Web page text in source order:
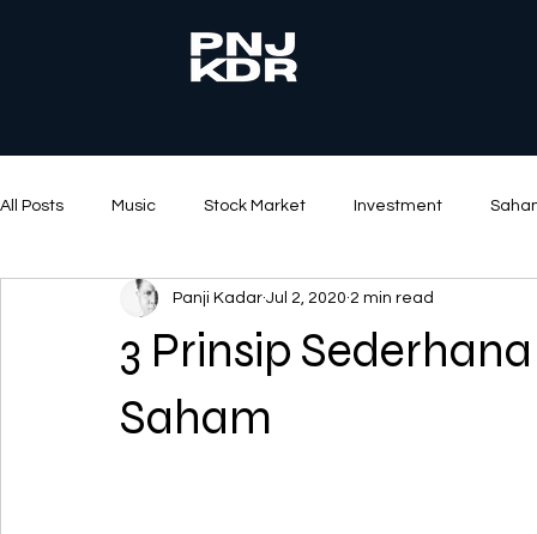
All Posts Music Stock Market Investment
Mental Health Property Books
3 Prinsip
Saham
Panji Kadar Jul 2, 2020 2 min read